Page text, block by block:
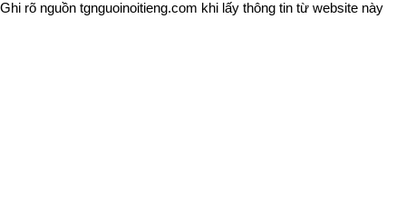
Ghi rõ nguồn tgnguoinoitieng.com khi lấy thông tin từ website này